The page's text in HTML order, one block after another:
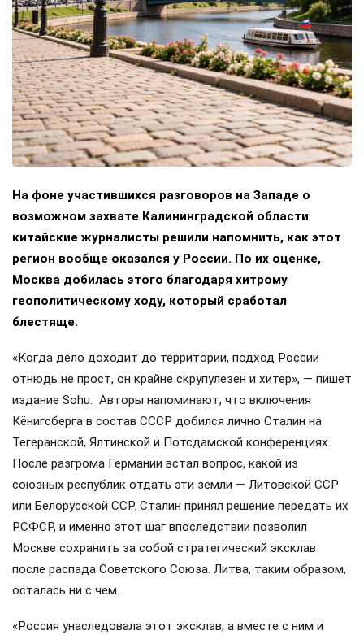
На фоне участившихся разговоров на Западе о
возможном захвате Калининградской области
китайские журналисты решили напомнить, как этот
регион вообще оказался у России. По их оценке,
Москва добилась этого благодаря хитрому
геополитическому ходу, который сработал
блестяще.
«Когда дело доходит до территории, подход России
отнюдь не прост, он крайне скрупулезен и хитер», — пишет
издание Sohu. Авторы напоминают, что включения
Кёнигсберга в состав СССР добился лично Сталин на
Тегеранской, Ялтинской и Потсдамской конференциях.
После разгрома Германии встал вопрос, какой из
союзных республик отдать эти земли — Литовской ССР
или Белорусской ССР. Сталин принял решение передать их
РСФСР, и именно этот шаг впоследствии позволил
Москве сохранить за собой стратегический эксклав
после распада Советского Союза. Литва, таким образом,
осталась ни с чем.
«Россия унаследовала этот эксклав, а вместе с ним и